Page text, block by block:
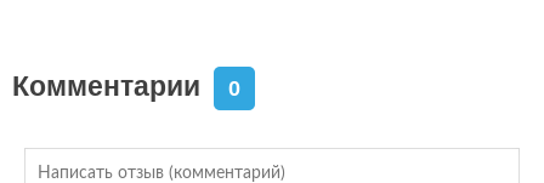
Комментарии 0